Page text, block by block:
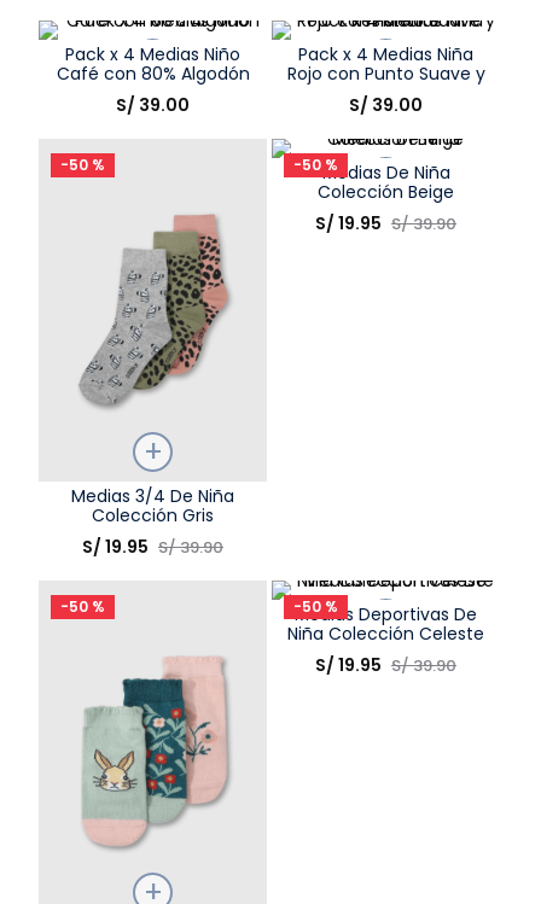
COMPRAR
Pack x 4 Medias Niño
Café con 80% Algodón
S/ 39.00
Elige una opción
COMPRAR
Pack x 4 Medias Niña
Rojo con Punto Suave y
Resistente
S/ 39.00
-50 %
Talla
Elige una opción
Medias 3/4 De Niña
Colección Gris
S/19.95 S/39.90
-50 %Medias De Niña
Colección Beige
S/ 19.95 S/39.90
-50 % -50 %
Medias Deportivas De
Niña Colección Celeste
S/19.95 S/39.90